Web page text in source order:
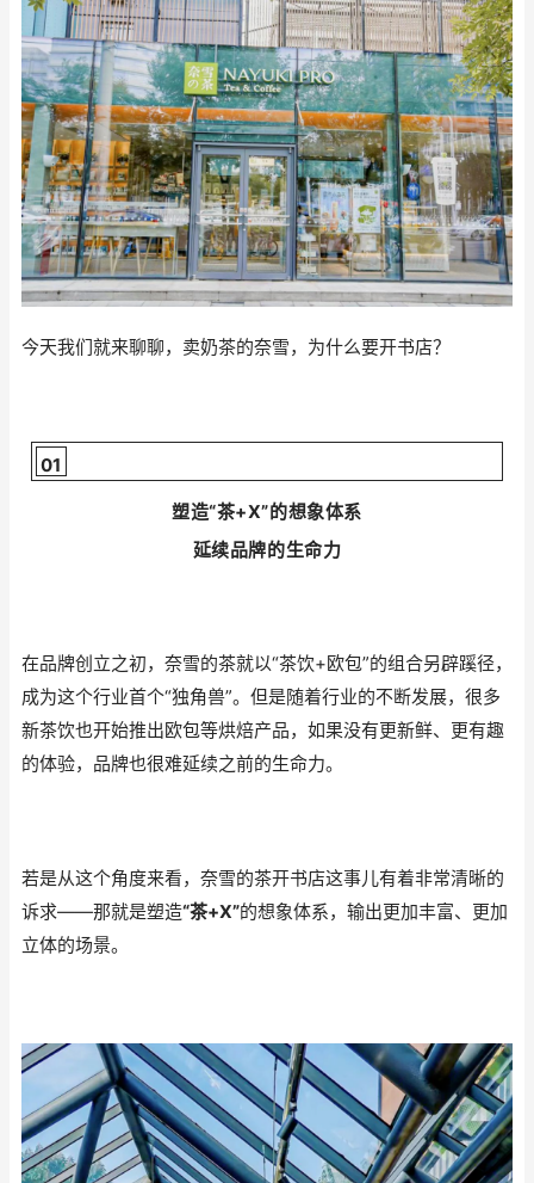
今天我们就来聊聊，卖奶茶的奈雪，为什么要开书店？
01
塑造“茶+X”的想象体系
延续品牌的生命力
在品牌创立之初，奈雪的茶就以“茶饮+欧包”的组合另辟蹊径，
成为这个行业首个“独角兽”。但是随着行业的不断发展，很多
新茶饮也开始推出欧包等烘焙产品，如果没有更新鲜、更有趣
的体验，品牌也很难延续之前的生命力。
若是从这个角度来看，奈雪的茶开书店这事儿有着非常清晰的
诉求——那就是塑造“茶+X”的想象体系，输出更加丰富、更加
立体的场景。